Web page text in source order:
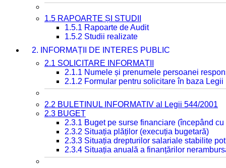
1.5 RAPOARTE ȘI STUDII
1.5.1 Rapoarte de Audit
1.5.2 Studii realizate
2. INFORMAȚII DE INTERES PUBLIC
2.1 SOLICITARE INFORMAȚII
2.1.1 Numele și prenumele persoanei
2.1.2 Formular pentru solicitare în baza Legii
2.2 BULETINUL INFORMATIV al Legii 544/2001
2.3 BUGET
2.3.1 Buget pe surse financiare (începând
2.3.2 Situația plăților (execuția bugetară)
2.3.3 Situația drepturilor salariale stabilite
2.3.4 Situația anuală a finanțărilor